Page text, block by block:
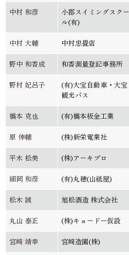
中村 和彦
小郡スイミングスクー
ル(有)
中村 大輔 中村忠畳店
野中 和香成 和香測量登記事務所
野村 妃呂子
(有)大宝自動車・大宝
観光バス
橋本 克也 (有)橋本板金工業
原 伸輔 (株)新栄電業社
平木 松美 (株)アーキプロ
細岡 和彦 (有)丸穂(山祗屋)
松木 誠 旭松酒造 株式会社
丸山 泰正 (株)キョードー仮設
宮﨑 靖幸 宮﨑造園(株)